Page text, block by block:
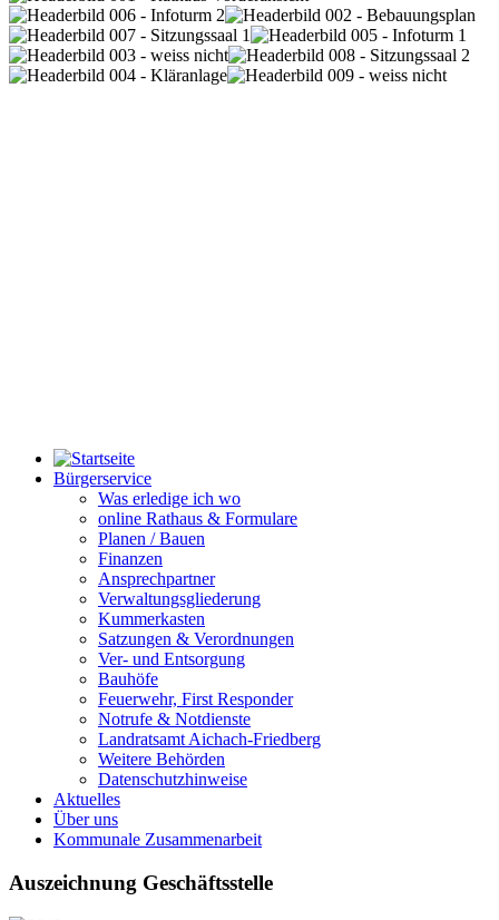
Bürgerservice
Was erledige ich wo
online Rathaus & Formulare
Planen / Bauen
Finanzen
Ansprechpartner
Verwaltungsgliederung
Kummerkasten
Satzungen & Verordnungen
Ver- und Entsorgung
Bauhöfe
Feuerwehr, First Responder
Notrufe & Notdienste
Landratsamt Aichach-Friedberg
Weitere Behörden
Datenschutzhinweise
Aktuelles
Über uns
Kommunale Zusammenarbeit
Auszeichnung Geschäftsstelle